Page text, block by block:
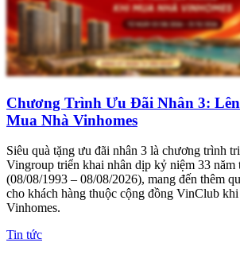
Chương Trình Ưu Đãi Nhân 3:
Mua Nhà Vinhomes
Siêu quà tặng ưu đãi nhân 3 là chương trình
Vingroup triển khai nhân dịp kỷ niệm 33 năm
(08/08/1993 – 08/08/2026), mang đến thêm
cho khách hàng thuộc cộng đồng VinClub khi
Vinhomes.
Tin tức